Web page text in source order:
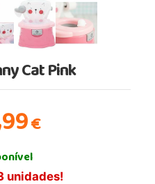
Cat Pink
99€
unidades!